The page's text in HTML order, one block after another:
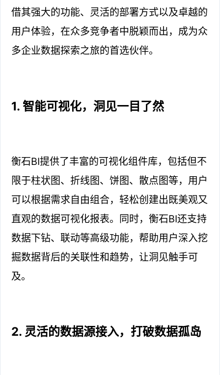
借其强大的功能、灵活的部署方式以及卓越的
用户体验，在众多竞争者中脱颖而出，成为众
多企业数据探索之旅的首选伙伴。
1. 智能可视化，洞见一目了然
衡石BI提供了丰富的可视化组件库，包括但不
限于柱状图、折线图、饼图、散点图等，用户
可以根据需求自由组合，轻松创建出既美观又
直观的数据可视化报表。同时，衡石BI还支持
数据下钻、联动等高级功能，帮助用户深入挖
掘数据背后的关联性和趋势，让洞见触手可
及。
2. 灵活的数据源接入，打破数据孤岛